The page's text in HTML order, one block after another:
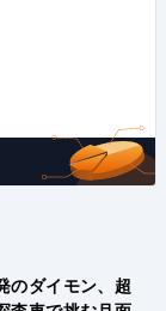
のダイモン、超